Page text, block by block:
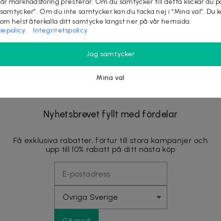
Nyhetsbrevet fyllt med fördelar
Få exklusiva rabatter, förtur till stora kampanjer och
upp till 10% rabatt på ditt nästa köp
marknadsföring presterar. Om du samtycker till detta klickar du
samtycker”. Om du inte samtycker kan du tacka nej i “Mina val”. Du
helst återkalla ditt samtycke längst ner på vår hemsida.
Integritetspolicy
Jag samtycker
Mina val